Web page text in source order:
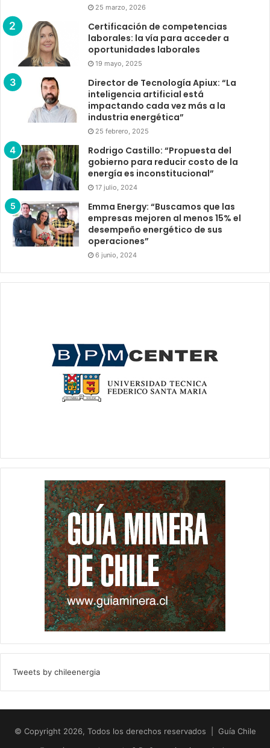
25 marzo, 2026
Certificación de competencias
laborales: la vía para acceder a
oportunidades laborales
19 mayo, 2025
Director de Tecnología Apiux: “La
inteligencia artificial está
impactando cada vez más a la
industria energética”
25 febrero, 2025
Rodrigo Castillo: “Propuesta del
gobierno para reducir costo de la
energía es inconstitucional”
17 julio, 2024
Emma Energy: “Buscamos que las
empresas mejoren al menos 15% el
desempeño energético de sus
operaciones”
6 junio, 2024
Tweets by chileenergia
© Copyright 2026, Todos los derechos reservados | Guía Chile